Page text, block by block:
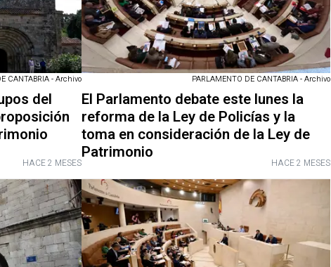
CANTABRIA - Archivo
del
HACE 2 MESES
PARLAMENTO DE CANTABRIA - Archivo
El Parlamento debate este lunes la
reforma de la Ley de Policías y la
toma en consideración de la Ley de
Patrimonio
HACE 2 MESES